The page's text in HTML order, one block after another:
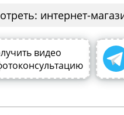
интернет-
видео